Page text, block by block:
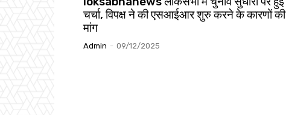
चर्चा, विपक्ष ने की एसआईआर शुरु करने के कारणों की
मांग
Admin - 09/12/2025